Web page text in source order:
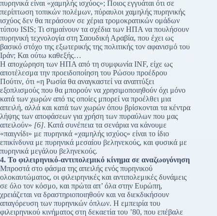
πυρηνικά είναι «χαμηλής ισχύος»; Ποιος εγγυάται ότι σε
περίπτωση τοπικών πολέμων, πύραυλοι χαμηλής πυρηνικής
ισχύος δεν θα περάσουν σε χέρια τρομοκρατικών ομάδων
τύπου ISIS; Τι σημαίνουν τα σχέδια των ΗΠΑ να πουλήσουν
πυρηνική τεχνολογία στη Σαουδική Αραβία, που έχει ως
βασικό στόχο της εξωτερικής της πολιτικής τον αφανισμό του
Ιράν; Και ούτω καθεξής…
Η αποχώρηση των ΗΠΑ από τη συμφωνία INF, είχε ως
αποτέλεσμα την προειδοποίηση του Ρώσου προέδρου
Πούτιν, ότι «η Ρωσία θα αναγκαστεί να αναπτύξει
εξοπλισμούς που θα μπορούν να χρησιμοποιηθούν όχι μόνο
κατά των χωρών από τις οποίες μπορεί να προέλθει μια
απειλή, αλλά και κατά των χωρών όπου βρίσκονται τα κέντρα
λήψης των αποφάσεων για χρήση των πυραύλων που μας
απειλούν» [6]. Κατά συνέπεια τα σενάρια να κάνουμε
«παιγνίδι» με πυρηνικά «χαμηλής ισχύος» είναι το ίδιο
επικίνδυνα με πυρηνικά μεσαίου βεληνεκούς, και φυσικά με
πυρηνικά μεγάλου βεληνεκούς.
4. Το φιλειρηνικό-αντιπολεμικό κίνημα σε αναζωογόνηση
Μπροστά στο φάσμα της απειλής ενός πυρηνικού
ολοκαυτώματος, οι φιλειρηνικές και αντιπολεμικές δυνάμεις
σε όλο τον κόσμο, και πρώτα απ’ όλα στην Ευρώπη,
χρειάζεται να δραστηριοποιηθούν και να διεκδικήσουν
απαγόρευση των πυρηνικών όπλων. Η εμπειρία του
φιλειρηνικού κινήματος στη δεκαετία του ’80, που επέβαλε